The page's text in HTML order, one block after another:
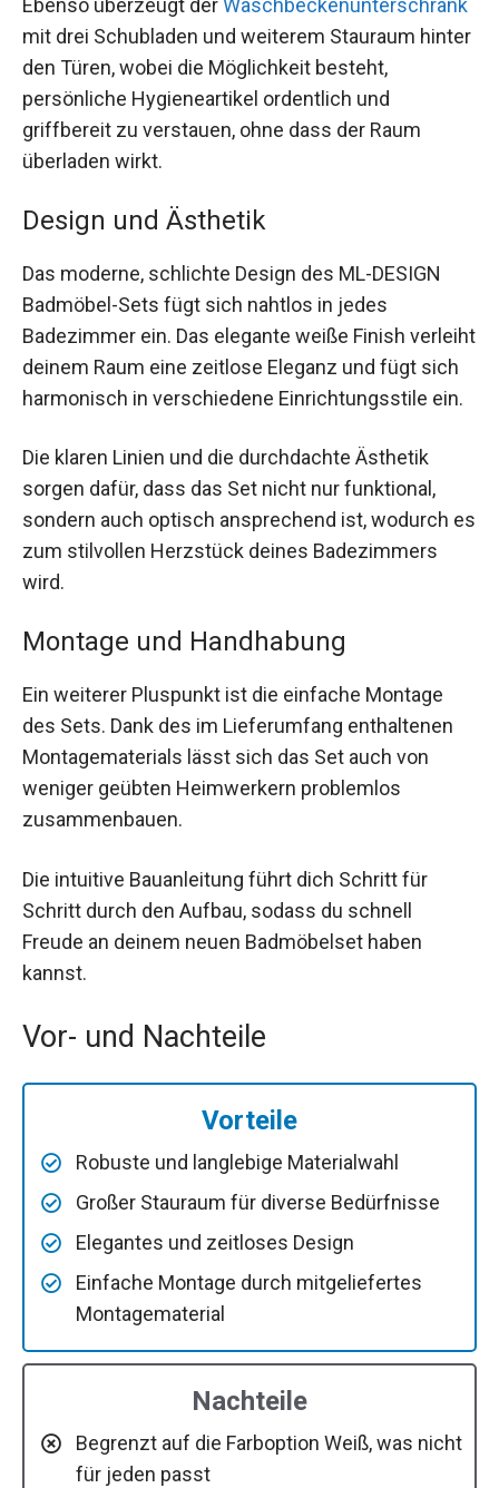
Ebenso überzeugt der Waschbeckenunterschrank
mit drei Schubladen und weiterem Stauraum hinter
den Türen, wobei die Möglichkeit besteht,
persönliche Hygieneartikel ordentlich und
griffbereit zu verstauen, ohne dass der Raum
überladen wirkt.
Design und Ästhetik
Das moderne, schlichte Design des ML-DESIGN
Badmöbel-Sets fügt sich nahtlos in jedes
Badezimmer ein. Das elegante weiße Finish verleiht
deinem Raum eine zeitlose Eleganz und fügt sich
harmonisch in verschiedene Einrichtungsstile ein.
Die klaren Linien und die durchdachte Ästhetik
sorgen dafür, dass das Set nicht nur funktional,
sondern auch optisch ansprechend ist, wodurch es
zum stilvollen Herzstück deines Badezimmers
wird.
Montage und Handhabung
Ein weiterer Pluspunkt ist die einfache Montage
des Sets. Dank des im Lieferumfang enthaltenen
Montagematerials lässt sich das Set auch von
weniger geübten Heimwerkern problemlos
zusammenbauen.
Die intuitive Bauanleitung führt dich Schritt für
Schritt durch den Aufbau, sodass du schnell
Freude an deinem neuen Badmöbelset haben
kannst.
Vor- und Nachteile
Vorteile
Robuste und langlebige Materialwahl
Großer Stauraum für diverse Bedürfnisse
Elegantes und zeitloses Design
Einfache Montage durch mitgeliefertes
Montagematerial
Nachteile
Begrenzt auf die Farboption Weiß, was nicht
für jeden passt